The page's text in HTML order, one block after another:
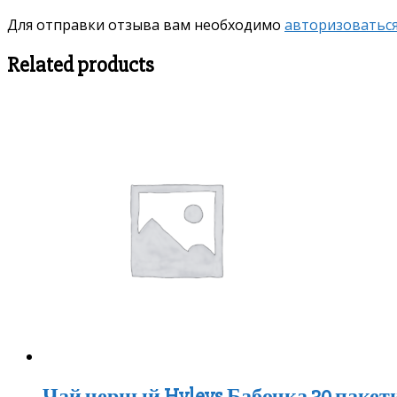
Для отправки отзыва вам необходимо авторизоваться
Related products